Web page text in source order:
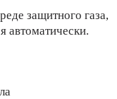
защитного газа,
автоматически.